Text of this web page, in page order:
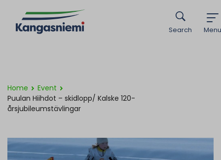
Menu
Search
Home
Event
Puulan Hiihdot – skidlopp/ Kalske 120-
årsjubileumstävlingar